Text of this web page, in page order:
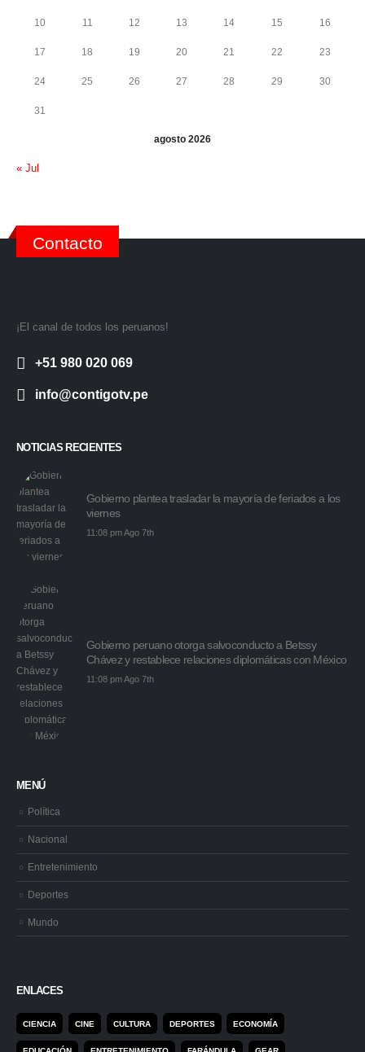
agosto 2026
10 11 12 13 14 15 16
17 18 19 20 21 22 23
24 25 26 27 28 29 30
31
« Jul
Contacto
¡El canal de todos los peruanos!
+51 980 020 069
info@contigotv.pe
NOTICIAS RECIENTES
Gobierno plantea trasladar la mayoría de feriados a los
viernes
11:08 pm Ago 7th
Gobierno peruano otorga salvoconducto a Betssy
Chávez y restablece relaciones diplomáticas con México
11:08 pm Ago 7th
MENÚ
Política
Nacional
Entretenimiento
Deportes
Mundo
ENLACES
CIENCIA CINE CULTURA DEPORTES ECONOMÍA